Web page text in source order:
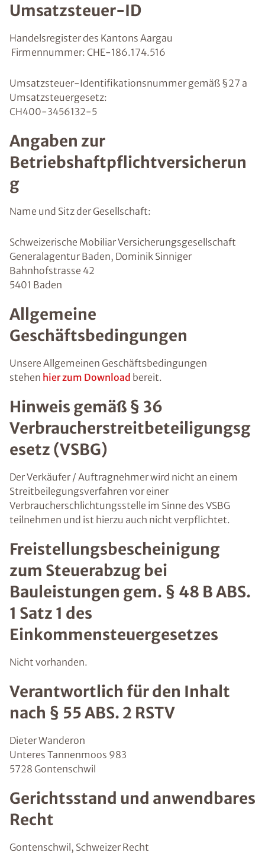
Umsatzsteuer-ID
Handelsregister des Kantons Aargau
Firmennummer: CHE-186.174.516
Umsatzsteuer-Identifikationsnummer gemäß §27 a
Umsatzsteuergesetz:
CH400-3456132-5
Angaben zur
Betriebshaftpflichtversicherun
g
Name und Sitz der Gesellschaft:
Schweizerische Mobiliar Versicherungsgesellschaft
Generalagentur Baden, Dominik Sinniger
Bahnhofstrasse 42
5401 Baden
Allgemeine
Geschäftsbedingungen
Unsere Allgemeinen Geschäftsbedingungen
stehen hier zum Download bereit.
Hinweis gemäß § 36
Verbraucherstreitbeteiligungsg
esetz (VSBG)
Der Verkäufer / Auftragnehmer wird nicht an einem
Streitbeilegungsverfahren vor einer
Verbraucherschlichtungsstelle im Sinne des VSBG
teilnehmen und ist hierzu auch nicht verpflichtet.
Freistellungsbescheinigung
zum Steuerabzug bei
Bauleistungen gem. § 48 B ABS.
1 Satz 1 des
Einkommensteuergesetzes
Nicht vorhanden.
Verantwortlich für den Inhalt
nach § 55 ABS. 2 RSTV
Dieter Wanderon
Unteres Tannenmoos 983
5728 Gontenschwil
Gerichtsstand und anwendbares
Recht
Gontenschwil, Schweizer Recht